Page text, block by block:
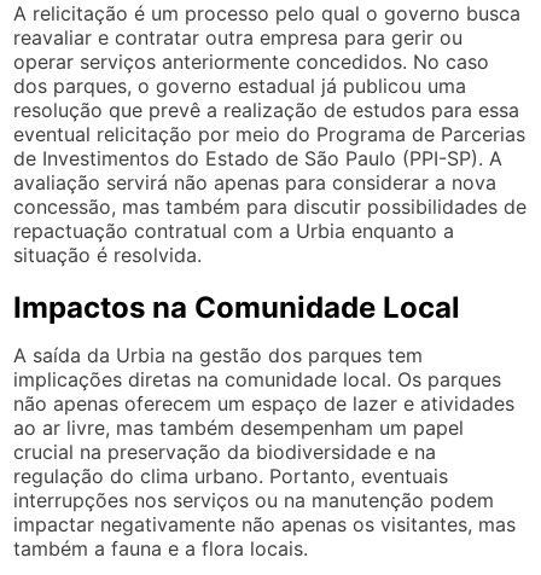
A relicitação é um processo pelo qual o governo busca
reavaliar e contratar outra empresa para gerir ou
operar serviços anteriormente concedidos. No caso
dos parques, o governo estadual já publicou uma
resolução que prevê a realização de estudos para essa
eventual relicitação por meio do Programa de Parcerias
de Investimentos do Estado de São Paulo (PPI-SP). A
avaliação servirá não apenas para considerar a nova
concessão, mas também para discutir possibilidades de
repactuação contratual com a Urbia enquanto a
situação é resolvida.
Impactos na Comunidade Local
A saída da Urbia na gestão dos parques tem
implicações diretas na comunidade local. Os parques
não apenas oferecem um espaço de lazer e atividades
ao ar livre, mas também desempenham um papel
crucial na preservação da biodiversidade e na
regulação do clima urbano. Portanto, eventuais
interrupções nos serviços ou na manutenção podem
impactar negativamente não apenas os visitantes, mas
também a fauna e a flora locais.